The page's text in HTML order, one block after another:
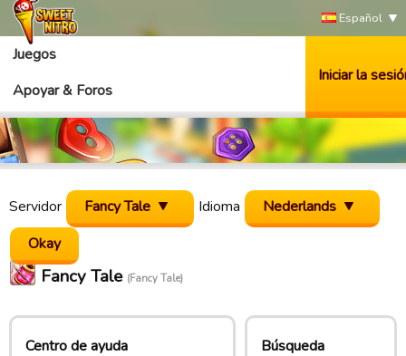
Español
Juegos
Apoyar & Foros
Iniciar la
Servidor Fancy Tale Idioma Nederlands
Fancy Tale (Fancy Tale)
Centro de ayuda Búsqueda